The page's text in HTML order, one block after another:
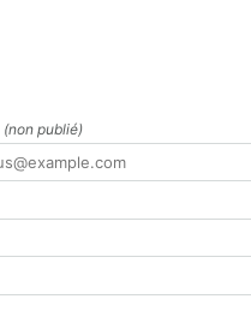
(non publié)